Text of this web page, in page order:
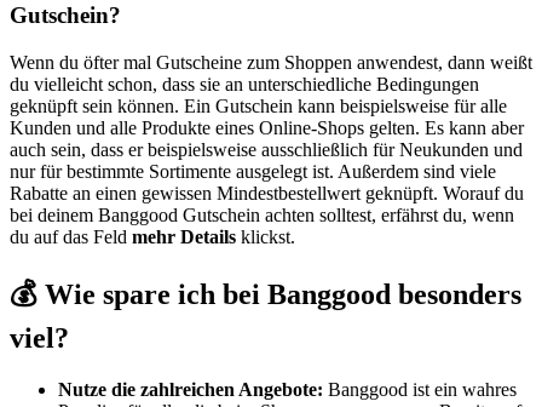
Gutschein?
Wenn du öfter mal Gutscheine zum Shoppen anwendest, dann weißt
du vielleicht schon, dass sie an unterschiedliche Bedingungen
geknüpft sein können. Ein Gutschein kann beispielsweise für alle
Kunden und alle Produkte eines Online-Shops gelten. Es kann aber
auch sein, dass er beispielsweise ausschließlich für Neukunden und
nur für bestimmte Sortimente ausgelegt ist. Außerdem sind viele
Rabatte an einen gewissen Mindestbestellwert geknüpft. Worauf du
bei deinem Banggood Gutschein achten solltest, erfährst du, wenn
du auf das Feld mehr Details klickst.
💰 Wie spare ich bei Banggood besonders
viel?
Nutze die zahlreichen Angebote: Banggood ist ein wahres